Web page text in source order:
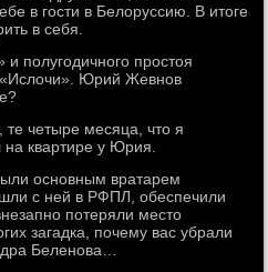
в гости в Белоруссию. В итоге
в себя.
полугодичного простоя
«Ислочи». Юрий Жевнов
четыре месяца, что я
квартире у Юрия.
основным вратарем
с ней в РФПЛ, обеспечили
потеряли место
загадка, почему вас убрали
Беленова…